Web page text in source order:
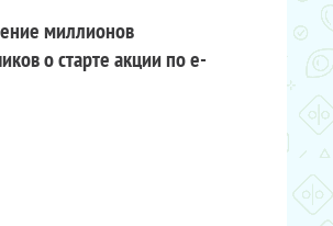
миллионов
о старте акции по e-